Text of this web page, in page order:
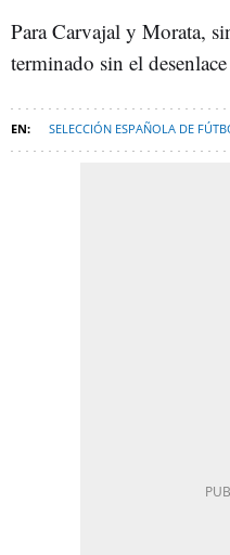
Para Carvajal y Morata,
terminado sin el desenlace
SELECCIÓN ESPAÑOLA DE